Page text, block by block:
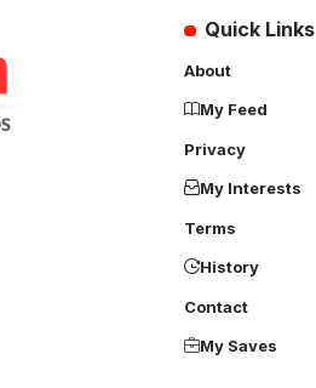
Quick Links
About
My Feed
Privacy
My Interests
Terms
History
Contact
My Saves